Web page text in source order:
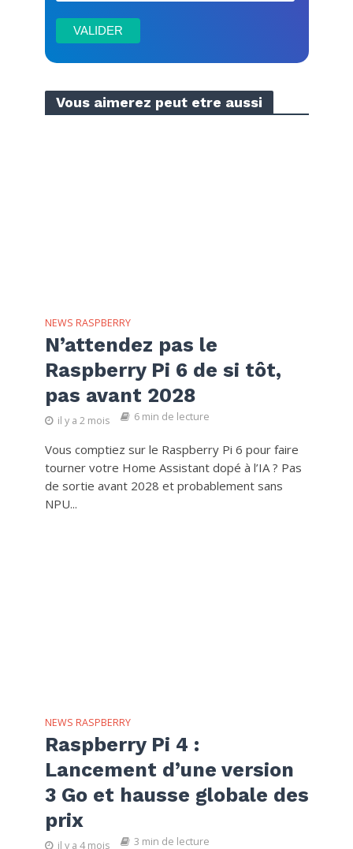
Vous aimerez peut etre aussi
NEWS RASPBERRY
N’attendez pas le
Raspberry Pi 6 de si tôt,
pas avant 2028
il y a 2 mois 6 min de lecture
Vous comptiez sur le Raspberry Pi 6 pour faire
tourner votre Home Assistant dopé à l’IA ? Pas
de sortie avant 2028 et probablement sans
NPU...
NEWS RASPBERRY
Raspberry Pi 4 :
Lancement d’une version
3 Go et hausse globale des
prix
il y a 4 mois 3 min de lecture